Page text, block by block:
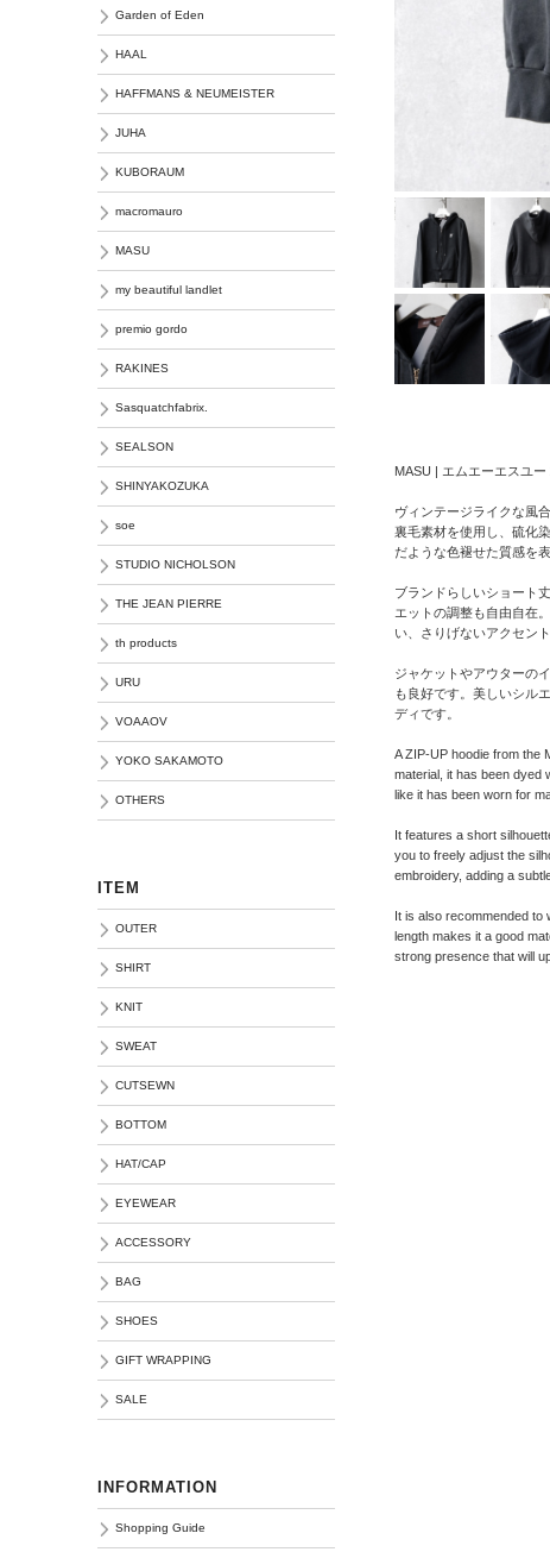
MASU | エムエーエスユー
ヴィンテージライクな風
裏毛素材を使用し、硫化
だような色褪せた質感を表
ブランドらしいショート
エットの調整も自由自在
い、さりげないアクセン
ジャケットやアウターの
も良好です。美しいシル
ディです。
A ZIP-UP hoodie from the
material, it has been dyed
like it has been worn for
It features a short
you to freely adjust the
embroidery, adding a
It is also recommended to
length makes it a good
strong presence that will
Garden of Eden
HAAL
HAFFMANS & NEUMEISTER
JUHA
KUBORAUM
macromauro
MASU
my beautiful landlet
premio gordo
RAKINES
Sasquatchfabrix.
SEALSON
SHINYAKOZUKA
soe
STUDIO NICHOLSON
THE JEAN PIERRE
th products
URU
VOAAOV
YOKO SAKAMOTO
OTHERS
ITEM
OUTER
SHIRT
KNIT
SWEAT
CUTSEWN
BOTTOM
HAT/CAP
EYEWEAR
ACCESSORY
BAG
SHOES
GIFT WRAPPING
SALE
INFORMATION
Shopping Guide